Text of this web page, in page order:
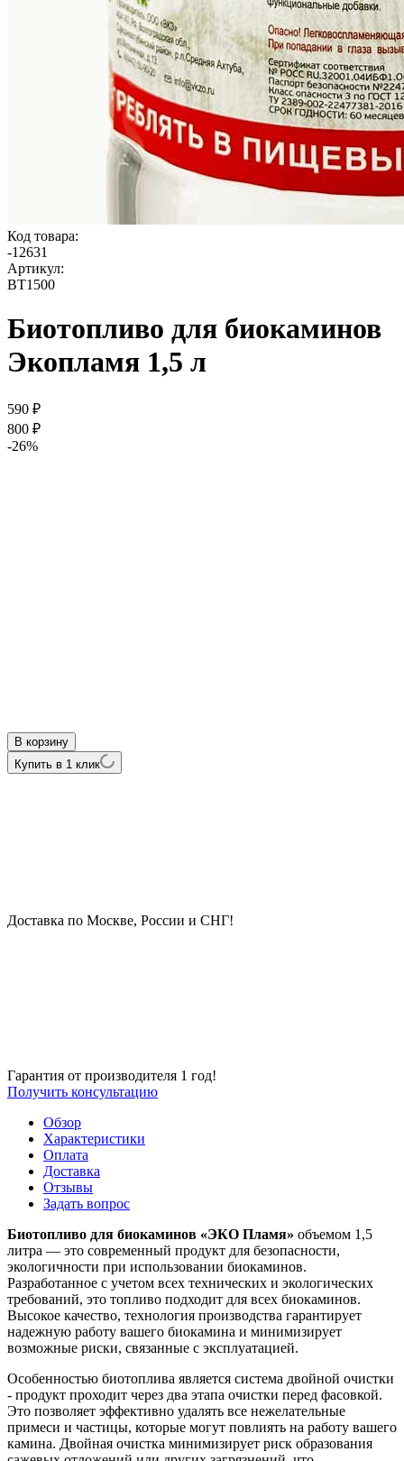
Код товара:
-12631
Артикул:
BT1500
Биотопливо для биокаминов
Экопламя 1,5 л
590 ₽
800 ₽
-26%
В корзину
Купить в 1 клик
Доставка по Москве, России и СНГ!
Гарантия от производителя 1 год!
Получить консультацию
Обзор
Характеристики
Оплата
Доставка
Отзывы
Задать вопрос
Биотопливо для биокаминов «ЭКО Пламя» объемом 1,5
литра — это современный продукт для безопасности,
экологичности при использовании биокаминов.
Разработанное с учетом всех технических и экологических
требований, это топливо подходит для всех биокаминов.
Высокое качество, технология производства гарантирует
надежную работу вашего биокамина и минимизирует
возможные риски, связанные с эксплуатацией.
Особенностью биотоплива является система двойной очистки
- продукт проходит через два этапа очистки перед фасовкой.
Это позволяет эффективно удалять все нежелательные
примеси и частицы, которые могут повлиять на работу вашего
камина. Двойная очистка минимизирует риск образования